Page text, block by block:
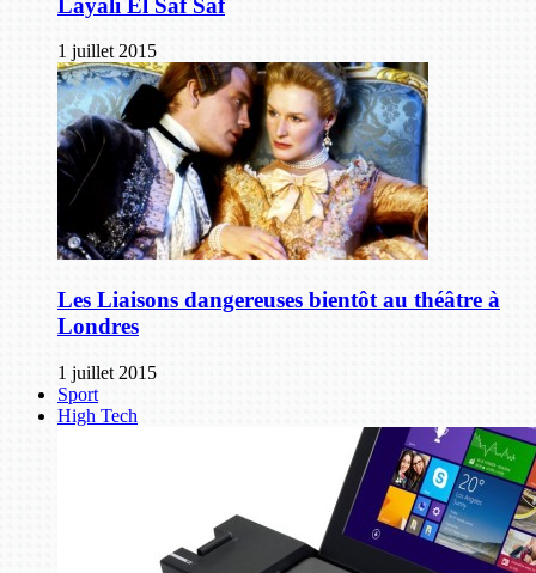
1 juillet 2015
Les Liaisons dangereuses bientôt au théâtre à
Londres
1 juillet 2015
Sport
High Tech